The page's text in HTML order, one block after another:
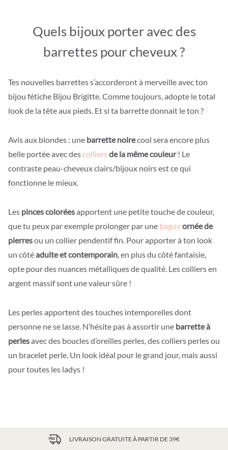
Quels bijoux porter avec des
barrettes pour cheveux ?
Tes nouvelles barrettes s’accorderont à merveille avec ton
bijou fétiche Bijou Brigitte. Comme toujours, adopte le total
look de la tête aux pieds. Et si ta barrette donnait le ton ?
Avis aux blondes : une barrette noirecool sera encore plus
belle portée avec descolliers de la même couleur! Le
contraste peau-cheveux clairs/bijoux noirs est ce qui
fonctionne le mieux.
Les pinces coloréesapportent une petite touche de couleur,
que tu peux par exemple prolonger par une bagueornée de
pierresou un collier pendentif fin. Pour apporter à ton look
un côtéadulte et contemporain, en plus du côté fantaisie,
opte pour des nuances métalliques de qualité. Les colliers en
argent massif sont une valeur sûre !
Les perles apportent des touches intemporelles dont
personne ne se lasse. N’hésite pas à assortir une barrette à
perlesavec des boucles d’oreilles perles, des colliers perles ou
un bracelet perle. Un look idéal pour le grand jour, mais aussi
pour toutes les ladys !
LIVRAISON GRATUITE À PARTIR DE 39€